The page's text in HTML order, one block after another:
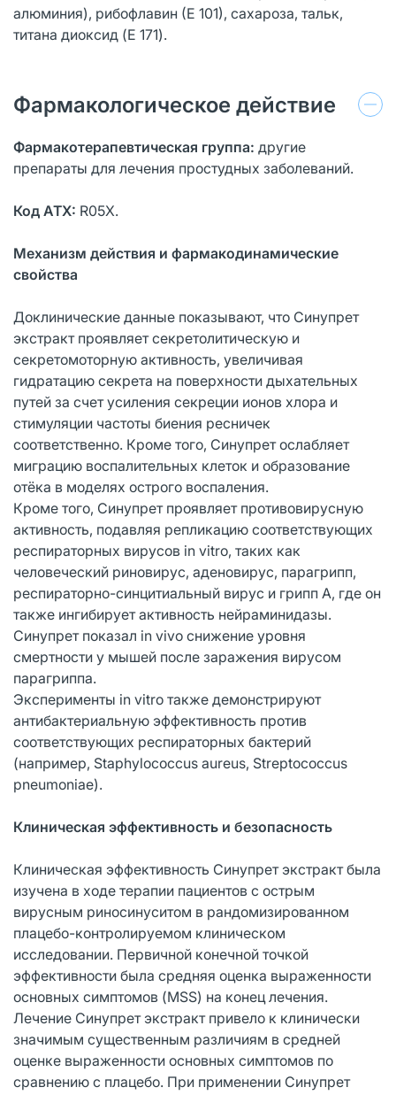
алюминия), рибофлавин (Е 101), сахароза, тальк,
титана диоксид (E 171).
Фармакологическое действие
Фармакотерапевтическая группа: другие
препараты для лечения простудных заболеваний.
Код АТХ: R05X.
Механизм действия и фармакодинамические
свойства
Доклинические данные показывают, что Синупрет
экстракт проявляет секретолитическую и
секретомоторную активность, увеличивая
гидратацию секрета на поверхности дыхательных
путей за счет усиления секреции ионов хлора и
стимуляции частоты биения ресничек
соответственно. Кроме того, Синупрет ослабляет
миграцию воспалительных клеток и образование
отёка в моделях острого воспаления.
Кроме того, Синупрет проявляет противовирусную
активность, подавляя репликацию соответствующих
респираторных вирусов in vitro, таких как
человеческий риновирус, аденовирус, парагрипп,
респираторно-синцитиальный вирус и грипп A, где он
также ингибирует активность нейраминидазы.
Синупрет показал in vivo снижение уровня
смертности у мышей после заражения вирусом
парагриппа.
Эксперименты in vitro также демонстрируют
антибактериальную эффективность против
соответствующих респираторных бактерий
(например, Staphylococcus aureus, Streptococcus
pneumoniae).
Клиническая эффективность и безопасность
Клиническая эффективность Синупрет экстракт была
изучена в ходе терапии пациентов с острым
вирусным риносинуситом в рандомизированном
плацебо-контролируемом клиническом
исследовании. Первичной конечной точкой
эффективности была средняя оценка выраженности
основных симптомов (MSS) на конец лечения.
Лечение Синупрет экстракт привело к клинически
значимым существенным различиям в средней
оценке выраженности основных симптомов по
сравнению с плацебо. При применении Синупрет